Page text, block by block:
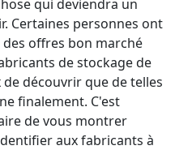
qui deviendra un
Certaines personnes ont
des offres bon marché
de stockage de
découvrir que de telles
finalement. C'est
de vous montrer
aux fabricants à